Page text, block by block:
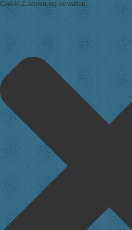
Cookie-Zustimmung verwalten